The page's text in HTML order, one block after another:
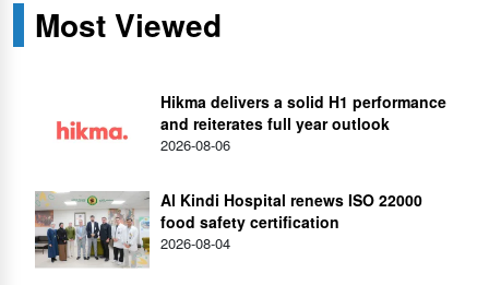
Most Viewed
Hikma delivers a solid H1 performance
and reiterates full year outlook
2026-08-06
Al Kindi Hospital renews ISO 22000
food safety certification
2026-08-04